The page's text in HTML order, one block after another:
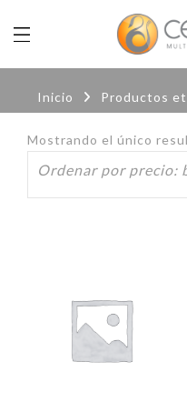
Inicio Productos
Mostrando el único